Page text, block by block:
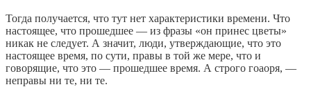
Тогда получается, что тут нет характеристики времени. Что
настоящее, что прошедшее — из фразы «он принес цветы»
никак не следует. А значит, люди, утверждающие, что это
настоящее время, по сути, правы в той же мере, что и
говорящие, что это — прошедшее время. А строго гоаоря, —
неправы ни те, ни те.